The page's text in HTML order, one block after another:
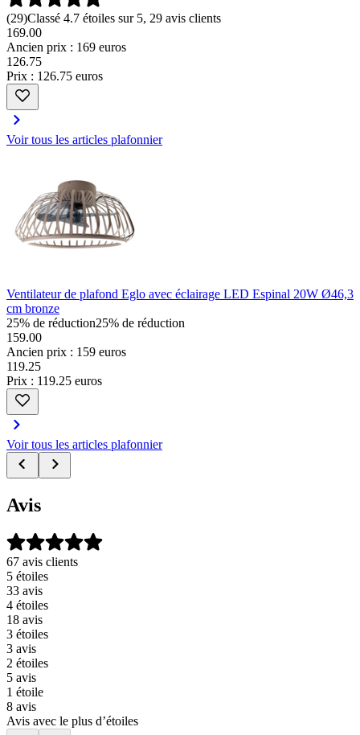
(29)Classé 4.7 étoiles sur 5, 29 avis clients
169.00
Ancien prix : 169 euros
126.75
Prix : 126.75 euros
Voir tous les articles plafonnier
Ventilateur de plafond Eglo avec éclairage LED Espinal 20W Ø46,3
cm bronze
25% de réduction25% de réduction
159.00
Ancien prix : 159 euros
119.25
Prix : 119.25 euros
Voir tous les articles plafonnier
Avis
67 avis clients
5 étoiles
33 avis
4 étoiles
18 avis
3 étoiles
3 avis
2 étoiles
5 avis
1 étoile
8 avis
Avis avec le plus d’étoiles